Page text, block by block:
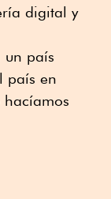
digital y
un país
país en